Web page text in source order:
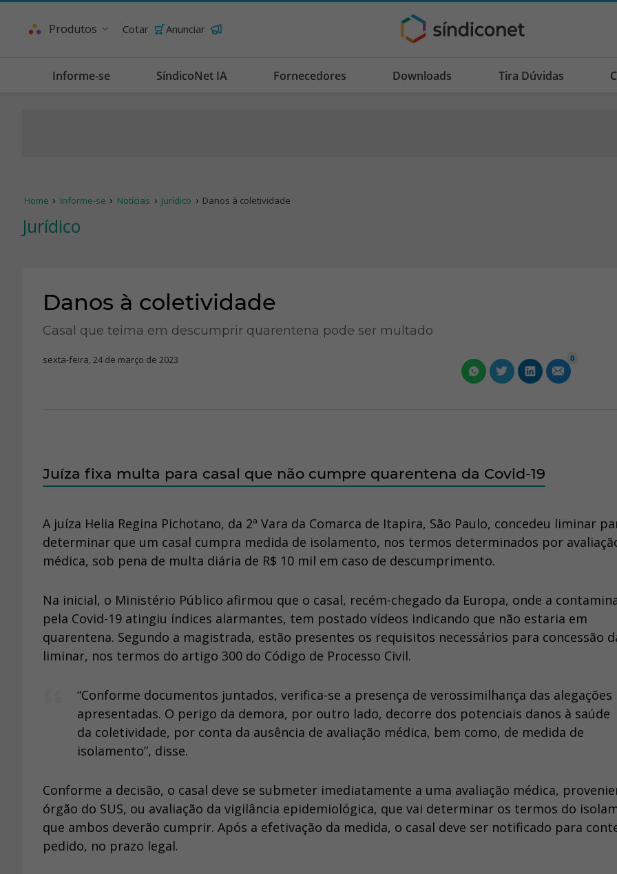
Produtos Cotar Anunciar
Informe-se SíndicoNet IA Fornecedores Downloads Tira Dúvidas
Home Informe-se Notícias Jurídico Danos à coletividade
Jurídico
Danos à coletividade
Casal que teima em descumprir quarentena pode ser multado
sexta-feira, 24 de março de 2023 0
Juíza fixa multa para casal que não cumpre quarentena da Covid-19
A juíza Helia Regina Pichotano, da 2ª Vara da Comarca de Itapira, São Paulo, concedeu liminar
determinar que um casal cumpra medida de isolamento, nos termos determinados por
médica, sob pena de multa diária de R$ 10 mil em caso de descumprimento.
Na inicial, o Ministério Público afirmou que o casal, recém-chegado da Europa, onde a
pela Covid-19 atingiu índices alarmantes, tem postado vídeos indicando que não estaria em
quarentena. Segundo a magistrada, estão presentes os requisitos necessários para concessão
liminar, nos termos do artigo 300 do Código de Processo Civil.
“Conforme documentos juntados, verifica-se a presença de verossimilhança das alegações
apresentadas. O perigo da demora, por outro lado, decorre dos potenciais danos à saúde
da coletividade, por conta da ausência de avaliação médica, bem como, de medida de
isolamento”, disse.
Conforme a decisão, o casal deve se submeter imediatamente a uma avaliação médica,
órgão do SUS, ou avaliação da vigilância epidemiológica, que vai determinar os termos do
que ambos deverão cumprir. Após a efetivação da medida, o casal deve ser notificado para
pedido, no prazo legal.